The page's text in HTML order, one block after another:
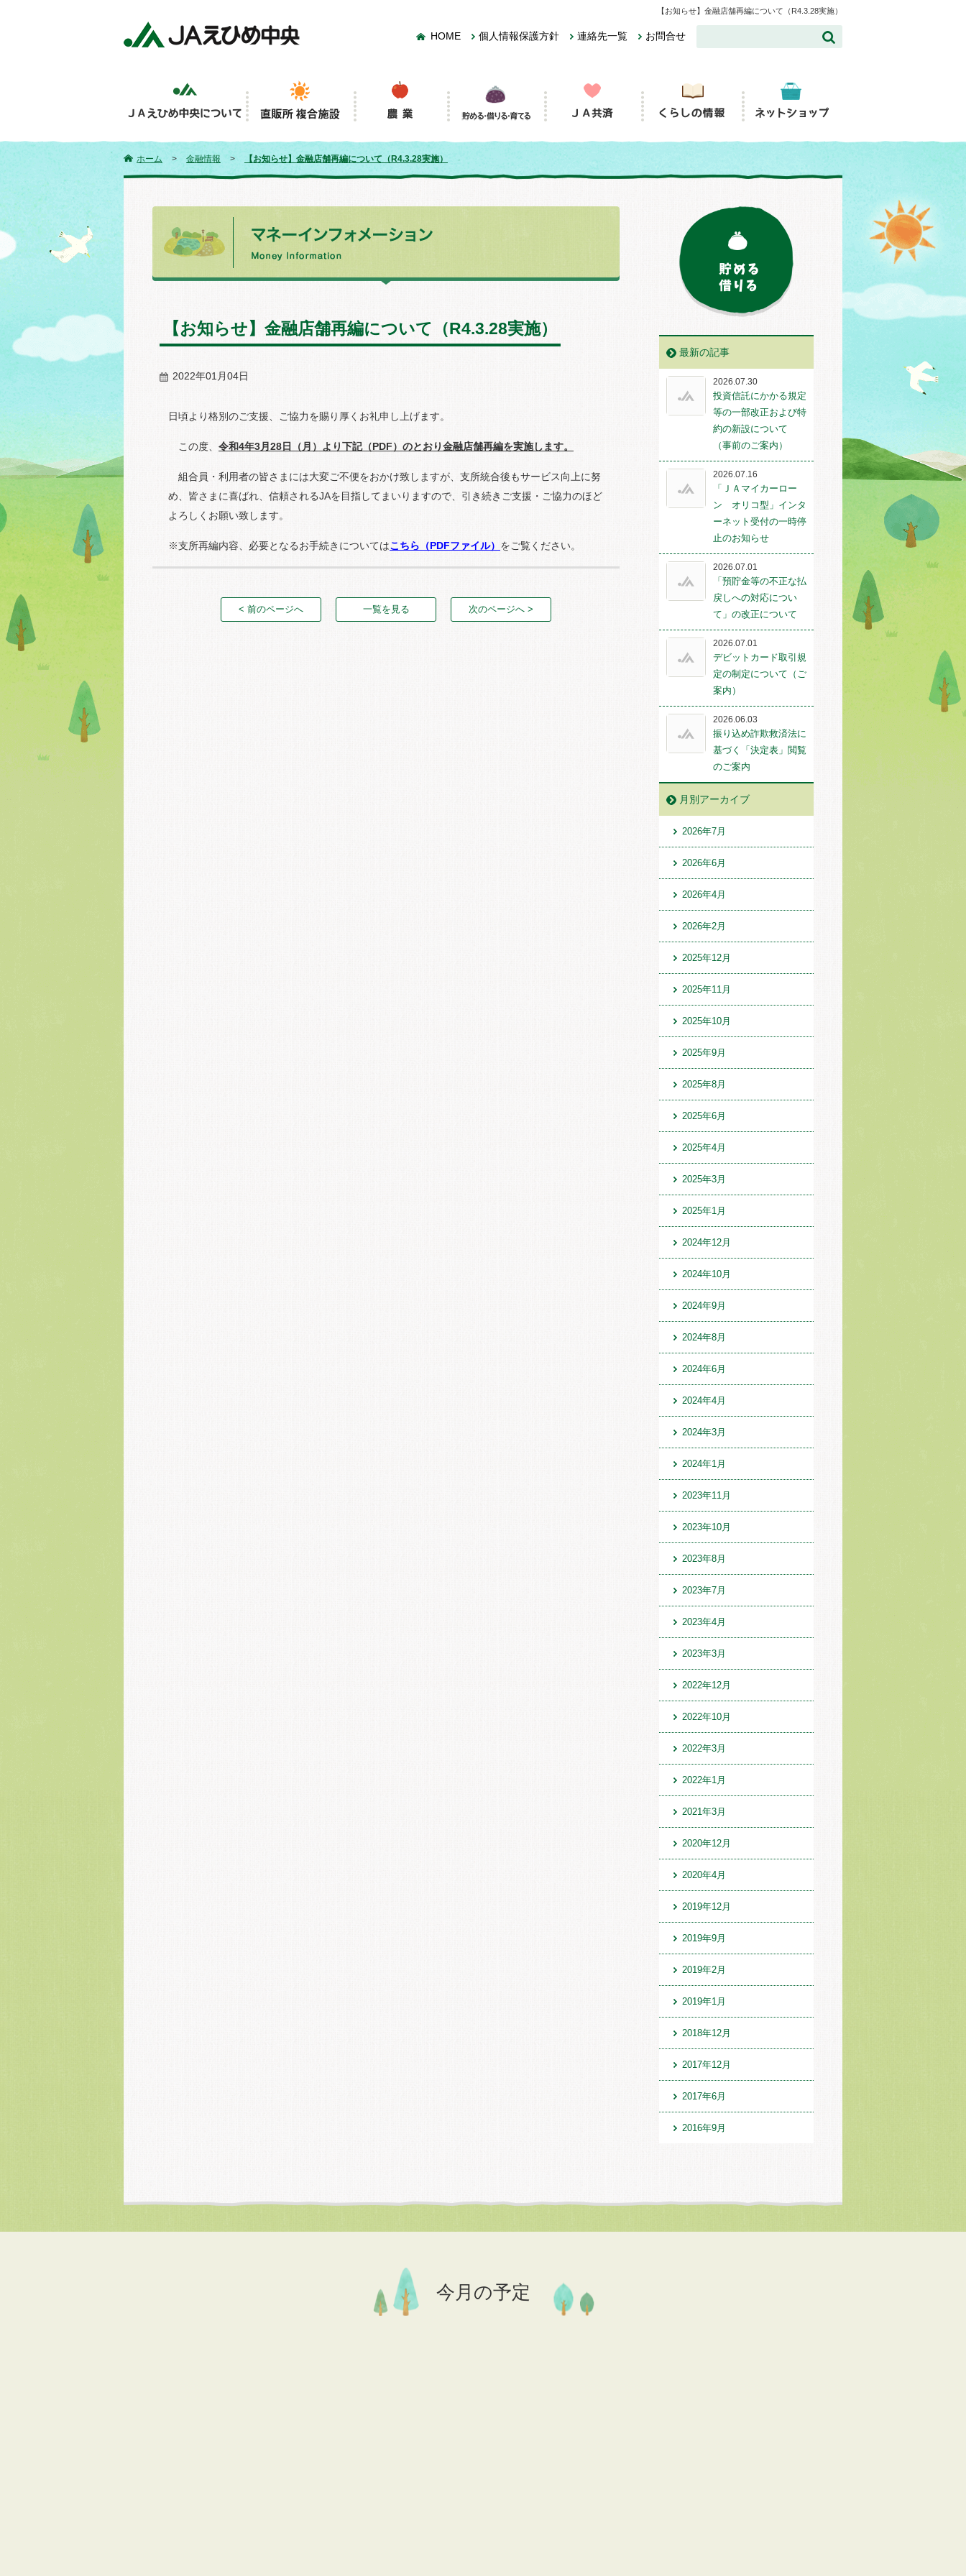
【お知らせ】金融店舗再編について（R4.3.28実施）
HOME 個人情報保護方針 連絡先一覧 お問合せ
ホーム > 金融情報 > 【お知らせ】金融店舗再編について（R4.3.28実施）
【お知らせ】金融店舗再編について（R4.3.28実施）
2022年01月04日
日頃より格別のご支援、ご協力を賜り厚くお礼申し上げます。
この度、 令和4年3月28日（月）より下記（PDF）のとおり金融店舗再編を実施します。
組合員・利用者の皆さまには大変ご不便をおかけ致しますが、支所統合後もサービス向上に努
め、皆さまに喜ばれ、信頼されるJAを目指してまいりますので、引き続きご支援・ご協力のほど
よろしくお願い致します。
※支所再編内容、必要となるお手続きについてはこちら（PDFファイル） をご覧ください。
< 前のページへ 一覧を見る 次のページへ >
最新の記事
2026.07.30
投資信託にかかる規定
等の一部改正および特
約の新設について
（事前のご案内）
2026.07.16
「ＪＡマイカーロー
ン オリコ型」インタ
ーネット受付の一時停
止のお知らせ
2026.07.01
「預貯金等の不正な払
戻しへの対応につい
て」の改正について
2026.07.01
デビットカード取引規
定の制定について（ご
案内）
2026.06.03
振り込め詐欺救済法に
基づく「決定表」閲覧
のご案内
月別アーカイブ
2026年7月
2026年6月
2026年4月
2026年2月
2025年12月
2025年11月
2025年10月
2025年9月
2025年8月
2025年6月
2025年4月
2025年3月
2025年1月
2024年12月
2024年10月
2024年9月
2024年8月
2024年6月
2024年4月
2024年3月
2024年1月
2023年11月
2023年10月
2023年8月
2023年7月
2023年4月
2023年3月
2022年12月
2022年10月
2022年3月
2022年1月
2021年3月
2020年12月
2020年4月
2019年12月
2019年9月
2019年2月
2019年1月
2018年12月
2017年12月
2017年6月
2016年9月
今月の予定